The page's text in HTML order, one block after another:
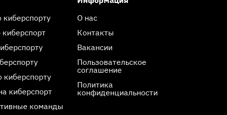
киберспорту
киберспорт
киберспорту
киберспорт
команды
О нас
Контакты
Вакансии
Пользовательское
соглашение
Политика
конфиденциальности